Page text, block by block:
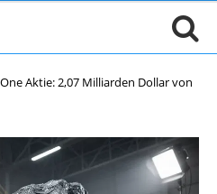
Aktie: 2,07 Milliarden Dollar von